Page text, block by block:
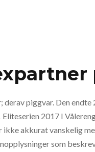
derav piggvar. Den
2017 I
ikke akkurat vanskelig
som